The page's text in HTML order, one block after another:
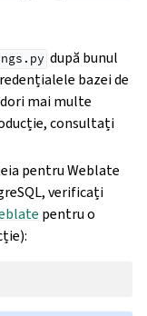
după bunul
bazei de
mai multe
consultați
pentru Weblate
verificați
pentru o